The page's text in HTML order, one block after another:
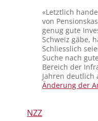
«Letztlich
von
genug gute
Schweiz gäbe,
Schliesslich
Suche nach
Bereich der
Jahren deutlich
Änderung der
NZZ